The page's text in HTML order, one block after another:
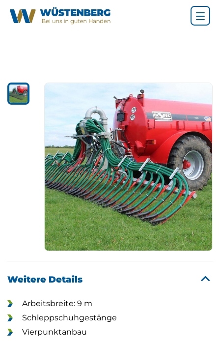
Weitere Details
Arbeitsbreite: 9 m
Schleppschuhgestänge
Vierpunktanbau